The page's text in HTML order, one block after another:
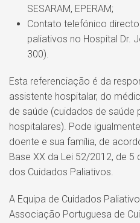
SESARAM, EPERAM;
Contato telefónico
paliativos no Hospital Dr.
300).
Esta referenciação é da
assistente hospitalar, do
de saúde (cuidados de saúde
hospitalares). Pode
doente e sua família, de
Base XX da Lei 52/2012, de 5
dos Cuidados Paliativos.
A Equipa de Cuidados
Associação Portuguesa de